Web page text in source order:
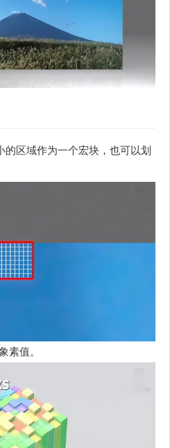
的区域作为一个宏块，也可以划
素值。